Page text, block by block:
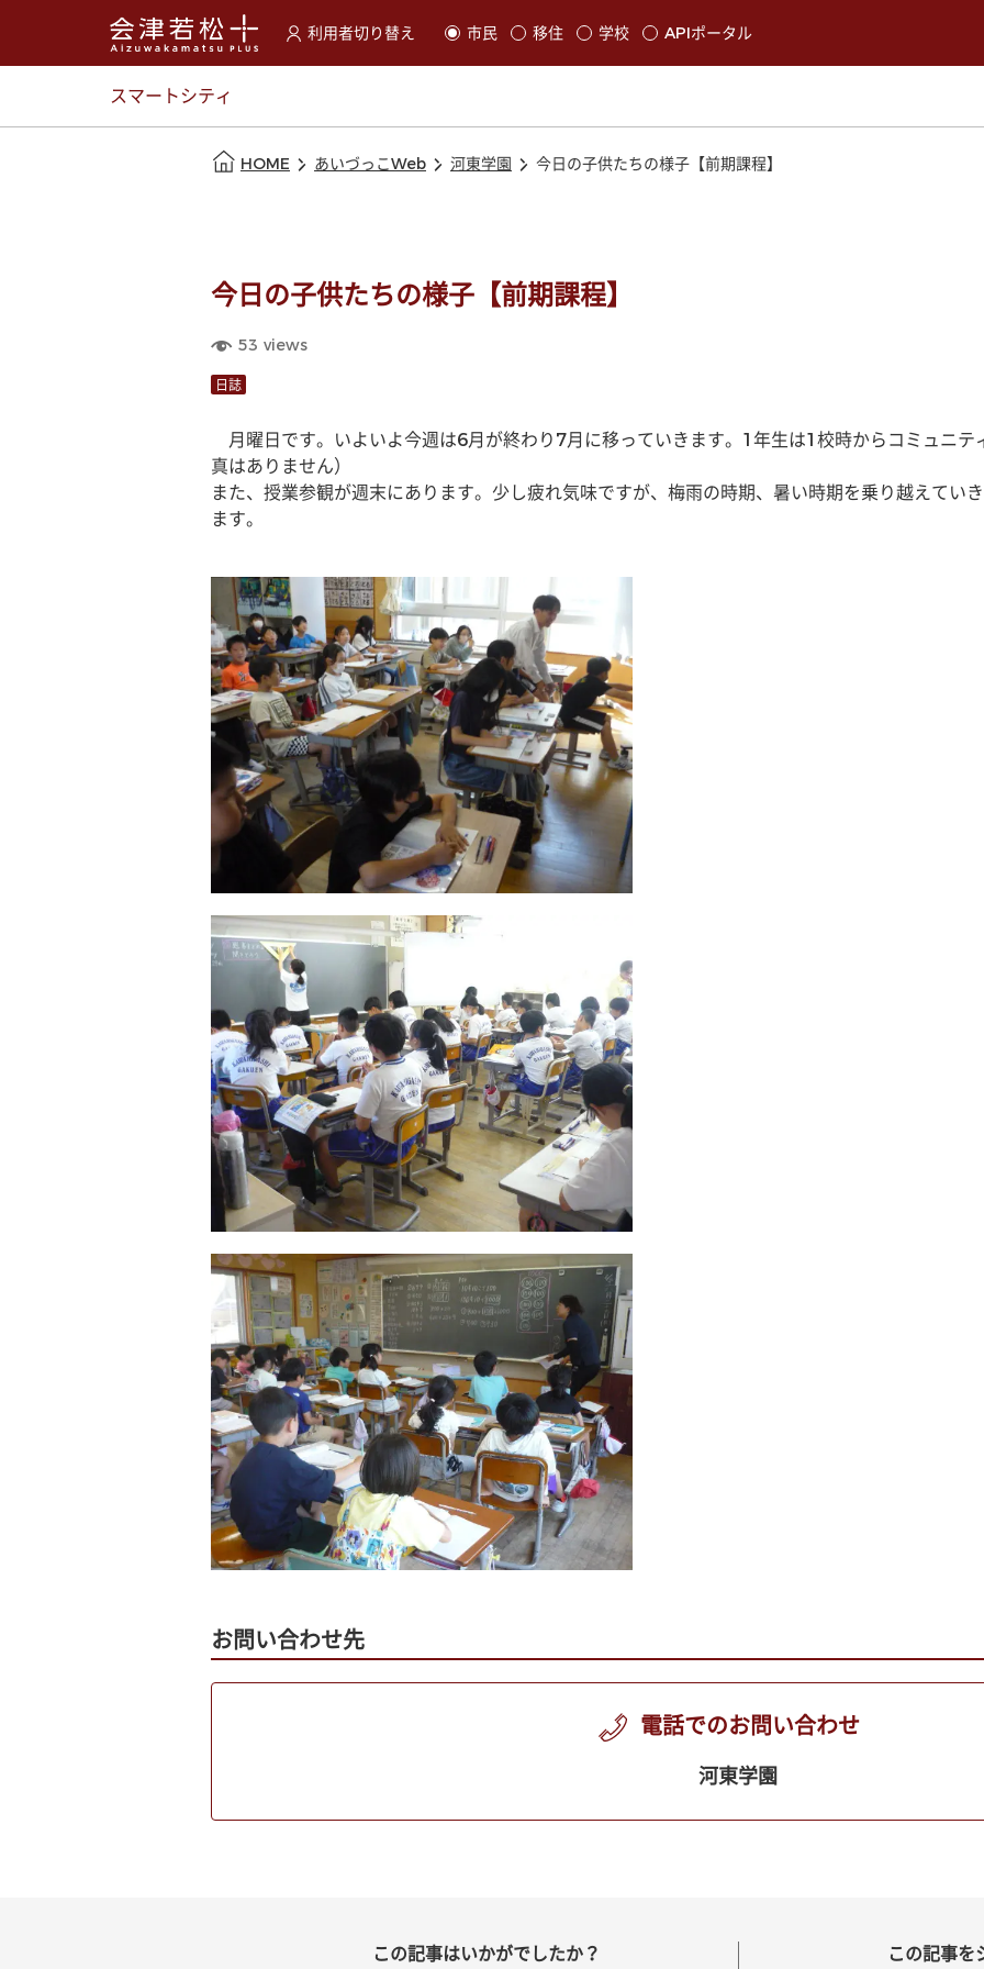
利用者切り替え
選択すると利用者の切替が発生します
市民 移住 学校 APIポータル
スマートシティ
HOME あいづっこWeb 河東学園 今日の子供たちの様子【前期課程】
今日の子供たちの様子【前期課程】
53 views
日誌
月曜日です。いよいよ今週は6月が終わり7月に移っていきます。1年生は1校時からコミュニテ
真はありません）
また、授業参観が週末にあります。少し疲れ気味ですが、梅雨の時期、暑い時期を乗り越えてい
ます。
お問い合わせ先
電話でのお問い合わせ
河東学園
この記事はいかがでしたか？ この記事を